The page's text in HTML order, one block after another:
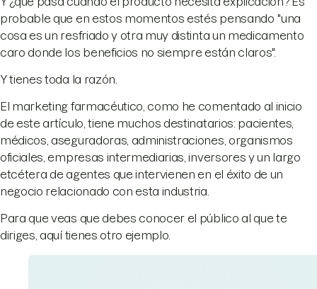
probable que en estos momentos estés pensando "una
cosa es un resfriado y otra muy distinta un medicamento
caro donde los beneficios no siempre están claros".
Y tienes toda la razón.
El marketing farmacéutico, como he comentado al inicio
de este artículo, tiene muchos destinatarios: pacientes,
médicos, aseguradoras, administraciones, organismos
oficiales, empresas intermediarias, inversores y un largo
etcétera de agentes que intervienen en el éxito de un
negocio relacionado con esta industria.
Para que veas que debes conocer el público al que te
diriges, aquí tienes otro ejemplo.